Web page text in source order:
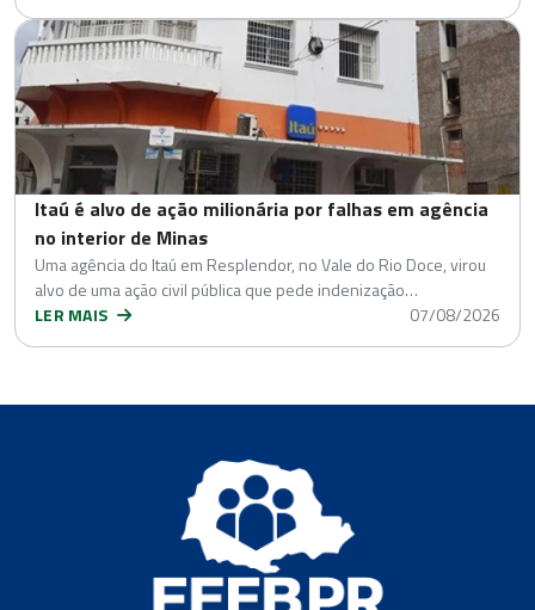
Itaú é alvo de ação milionária por falhas em agência
no interior de Minas
Uma agência do Itaú em Resplendor, no Vale do Rio Doce, virou
alvo de uma ação civil pública que pede indenização…
LER MAIS
07/08/2026